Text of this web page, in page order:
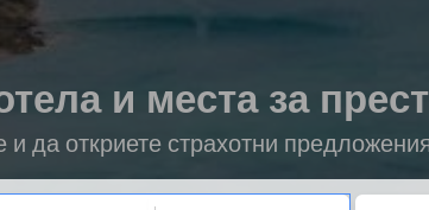
и места за
да откриете страхотни